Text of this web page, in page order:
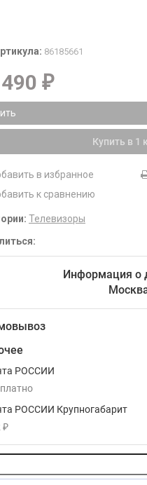
86185661
₽
Купить в 1
в избранное
к сравнению
Телевизоры
Информация о
РОССИИ
РОССИИ Крупногабарит
₽